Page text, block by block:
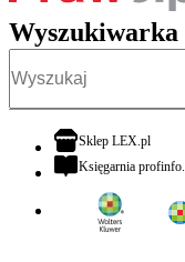
Wyszukiwarka
Sklep LEX.pl
Księgarnia